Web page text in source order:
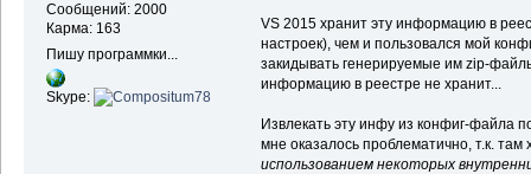
Сообщений: 2000
Карма: 163
Пишу программки...
Skype:
VS 2015 хранит эту информацию в
настроек), чем и пользовался мой
закидывать генерируемые им zip-
информацию в реестре не хранит...
Извлекать эту инфу из конфиг-файла
мне оказалось проблематично, т.к.
использованием некоторых